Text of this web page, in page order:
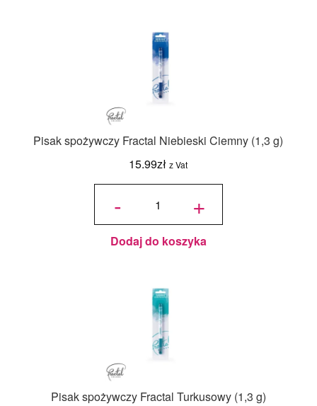
Pisak spożywczy Fractal Niebieski Ciemny (1,3 g)
15.99zł z Vat
-
ilość Pisak
Niebieski
Ciemny
(1,3 g) +
Dodaj do koszyka
Pisak spożywczy Fractal Turkusowy (1,3 g)